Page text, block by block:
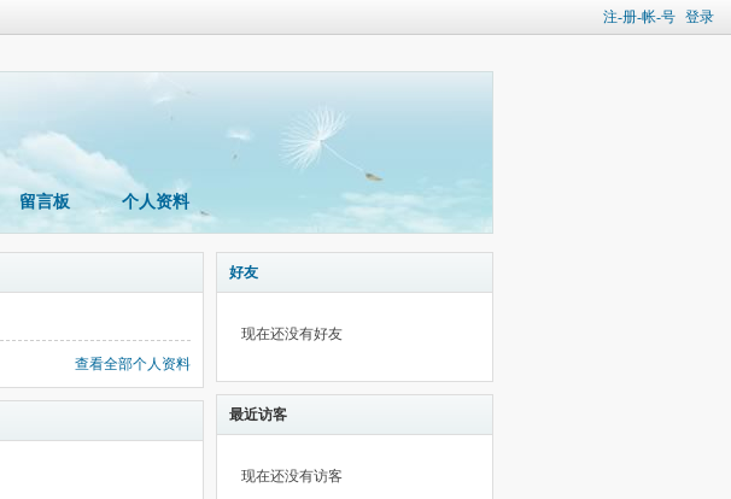
注-册-帐-号 登录
留言板 个人资料
查看全部个人资料
好友
现在还没有好友
最近访客
现在还没有访客